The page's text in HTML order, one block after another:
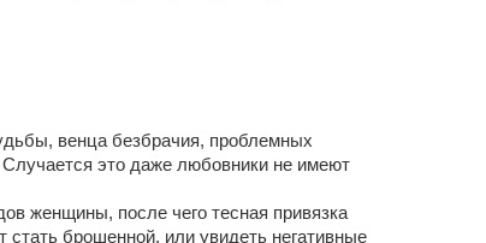
венца безбрачия, проблемных
это даже любовники не имеют
женщины, после чего тесная привязка
брошенной, или увидеть негативные